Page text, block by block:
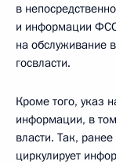
в
и информации
на обслуживание
госвласти.
Кроме того, указ
информации, в том
власти. Так,
циркулирует